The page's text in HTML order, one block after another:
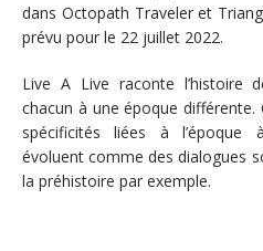
dans Octopath Traveler et
prévu pour le 22 juillet 2022.
Live A Live raconte l’histoire
chacun à une époque différente.
spécificités liées à l’époque
évoluent comme des dialogues
la préhistoire par exemple.